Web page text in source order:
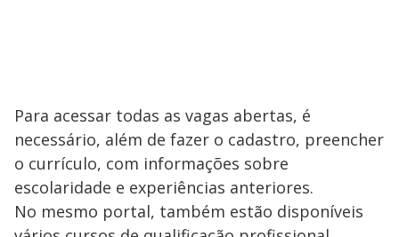
Para acessar todas as vagas abertas, é
necessário, além de fazer o cadastro, preencher
o currículo, com informações sobre
escolaridade e experiências anteriores.
No mesmo portal, também estão disponíveis